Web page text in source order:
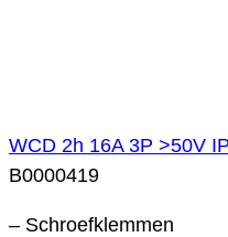
WCD 2h 16A 3P >50V
B0000419
– Schroefklemmen